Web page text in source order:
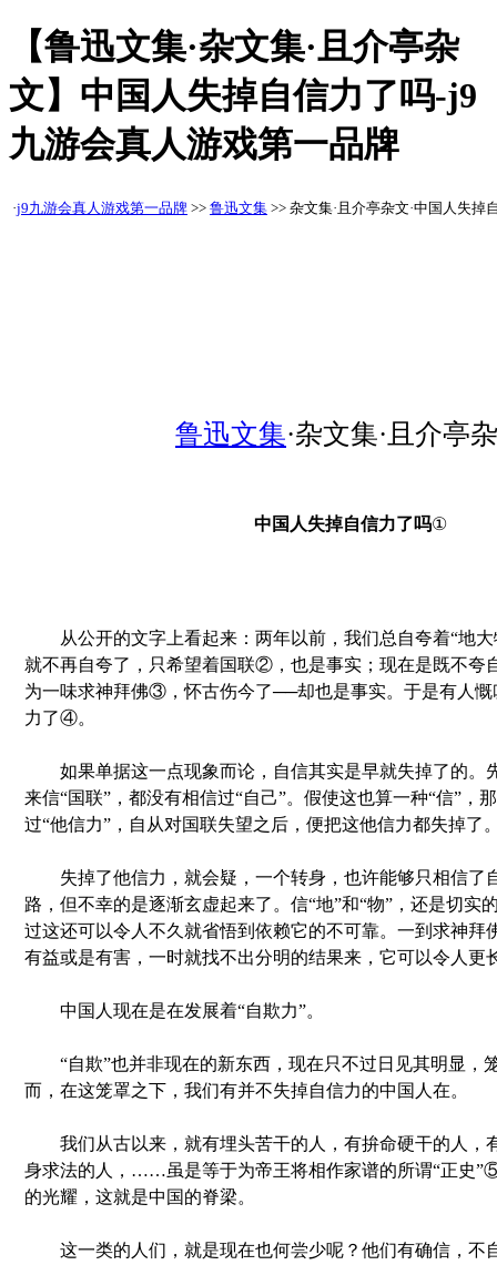
【鲁迅文集·杂文集·且介亭杂
文】中国人失掉自信力了吗-j9
九游会真人游戏第一品牌
·j9九游会真人游戏第一品牌 >> 鲁迅文集 >> 杂文集·且介亭杂文·中国人失掉
鲁迅文集·杂文集·且介亭
中国人失掉自信力了吗①
从公开的文字上看起来：两年以前，我们总自夸着“地大
就不再自夸了，只希望着国联②，也是事实；现在是既不夸
为一味求神拜佛③，怀古伤今了──却也是事实。于是有人慨
力了④。
如果单据这一点现象而论，自信其实是早就失掉了的。
来信“国联”，都没有相信过“自己”。假使这也算一种“信”，
过“他信力”，自从对国联失望之后，便把这他信力都失掉了
失掉了他信力，就会疑，一个转身，也许能够只相信了
路，但不幸的是逐渐玄虚起来了。信“地”和“物”，还是切实
过这还可以令人不久就省悟到依赖它的不可靠。一到求神拜
有益或是有害，一时就找不出分明的结果来，它可以令人更
中国人现在是在发展着“自欺力”。
“自欺”也并非现在的新东西，现在只不过日见其明显，
而，在这笼罩之下，我们有并不失掉自信力的中国人在。
我们从古以来，就有埋头苦干的人，有拚命硬干的人，
身求法的人，……虽是等于为帝王将相作家谱的所谓“正史
的光耀，这就是中国的脊梁。
这一类的人们，就是现在也何尝少呢？他们有确信，不